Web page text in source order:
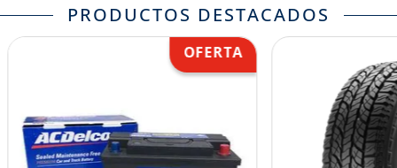
PRODUCTOS DESTACADOS